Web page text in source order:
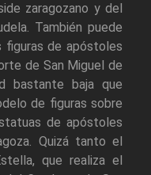
zaragozano y del
También puede
figuras de apóstoles
de San Miguel de
bastante baja que
de figuras sobre
de apóstoles
Quizá tanto el
que realiza el